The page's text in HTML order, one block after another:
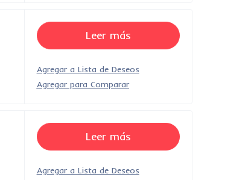
Leer más
Leer más